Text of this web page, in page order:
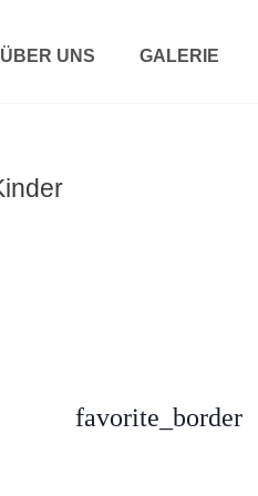
ÜBER UNS GALERIE
favorite_border